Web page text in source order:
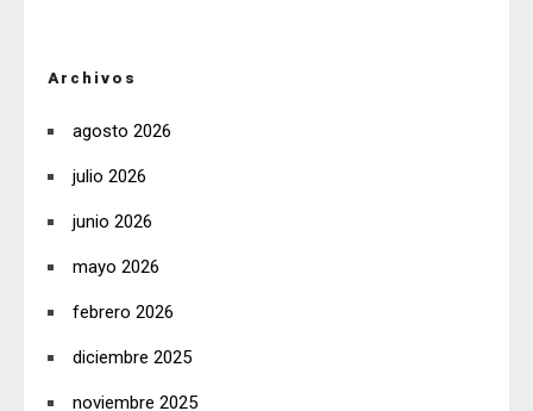
Archivos
agosto 2026
julio 2026
junio 2026
mayo 2026
febrero 2026
diciembre 2025
noviembre 2025